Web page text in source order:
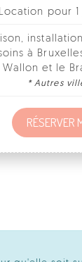
et
Bruxelles et
et le Brabant
RÉSERVER MA